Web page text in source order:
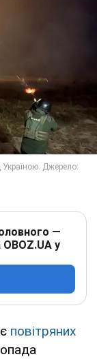
—
у
повітряних